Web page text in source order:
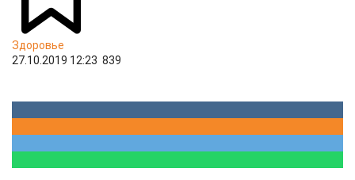
Здоровье
27.10.2019 12:23 839